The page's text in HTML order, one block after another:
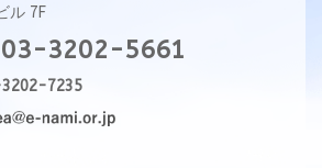
ル 7F
03-3202-5661
3202-7235